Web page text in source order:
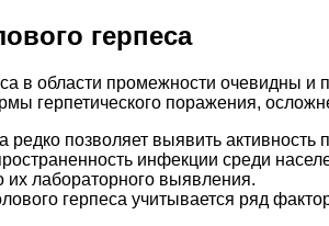
герпеса
в области промежности очевидны и
герпетического поражения,
редко позволяет выявить
инфекции среди
их лабораторного выявления.
герпеса учитывается ряд